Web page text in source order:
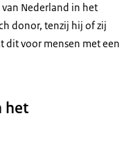
Nederland in het
donor, tenzij hij of zij
dit voor mensen met een
het